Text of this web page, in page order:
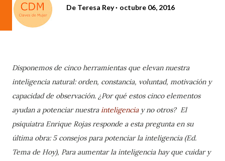
De Teresa Rey octubre 06, 2016
Disponemos de cinco herramientas que elevan nuestra
inteligencia natural: orden, constancia, voluntad, motivación y
capacidad de observación. ¿Por qué estos cinco elementos
ayudan a potenciar nuestrainteligenciay no otros? El
psiquiatra Enrique Rojas responde a esta pregunta en su
última obra: 5 consejos para potenciar la inteligencia (Ed.
Tema de Hoy), Para aumentar la inteligencia hay que cuidar y